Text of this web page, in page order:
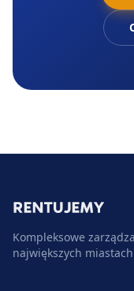
Kompleksowe
największych